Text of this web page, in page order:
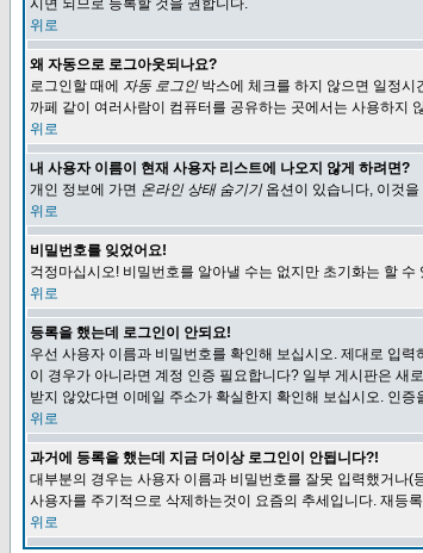
시면 되므로 등록할 것을 권합니다.
위로
왜 자동으로 로그아웃되나요?
로그인할 때에 자동 로그인박스에 체크를 하지 않으면 일정시
까페 같이 여러사람이 컴퓨터를 공유하는 곳에서는 사용하지
위로
내 사용자 이름이 현재 사용자 리스트에 나오지 않게 하려면?
개인 정보에 가면 온라인 상태 숨기기옵션이 있습니다, 이것을
위로
비밀번호를 잊었어요!
걱정마십시오! 비밀번호를 알아낼 수는 없지만 초기화는 할 수
위로
등록을 했는데 로그인이 안되요!
우선 사용자 이름과 비밀번호를 확인해 보십시오. 제대로 입
이 경우가 아니라면 계정 인증 필요합니다? 일부 게시판은 새
받지 않았다면 이메일 주소가 확실한지 확인해 보십시오. 인
위로
과거에 등록을 했는데 지금 더이상 로그인이 안됩니다?!
대부분의 경우는 사용자 이름과 비밀번호를 잘못 입력했거나
사용자를 주기적으로 삭제하는것이 요즘의 추세입니다. 재등
위로